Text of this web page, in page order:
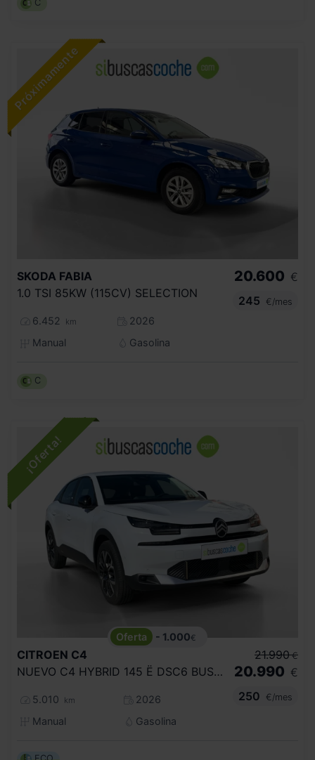
C
SKODA FABIA
1.0 TSI 85KW (115CV) SELECTION
6.452 km
2026
Manual
Gasolina
20.600 €
245
€/mes
C
- 1.000€
CITROEN C4
NUEVO C4 HYBRID 145 Ë DSC6 BUSINESS EDITION
5.010 km
2026
Manual
Gasolina
21.990 €
20.990 €
250
€/mes